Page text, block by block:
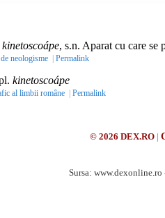
kinetoscoápe, s.n. Aparat cu care
neologisme | Permalink
kinetoscoápe
al limbii române | Permalink
© 2026 DEX.RO|
Sursa: www.dexonline.ro